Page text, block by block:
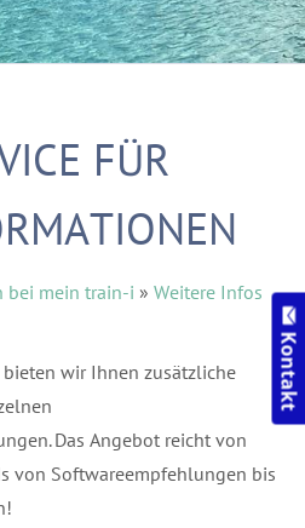
FÜR
bei mein train-i » Weitere Infos
wir Ihnen zusätzliche
Das Angebot reicht von
von Softwareempfehlungen bis
Kontakt